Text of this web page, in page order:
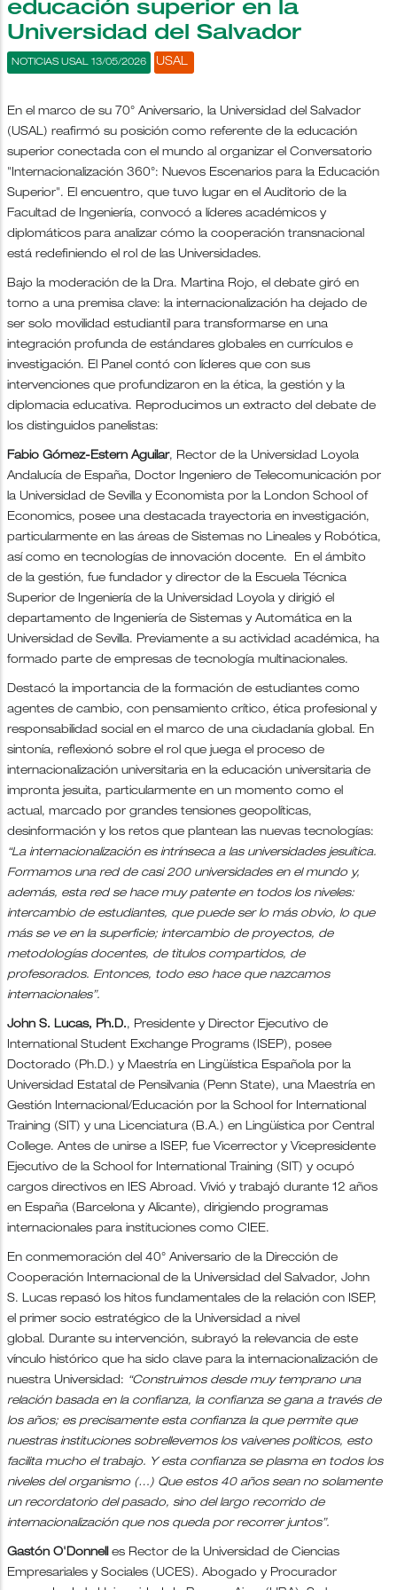
educación superior en la
Universidad del Salvador
USAL
NOTICIAS USAL 13/05/2026
En el marco de su 70° Aniversario, la Universidad del Salvador
(USAL) reafirmó su posición como referente de la educación
superior conectada con el mundo al organizar el Conversatorio
"Internacionalización 360°: Nuevos Escenarios para la Educación
Superior". El encuentro, que tuvo lugar en el Auditorio de la
Facultad de Ingeniería, convocó a líderes académicos y
diplomáticos para analizar cómo la cooperación transnacional
está redefiniendo el rol de las Universidades.
Bajo la moderación de la Dra. Martina Rojo, el debate giró en
torno a una premisa clave: la internacionalización ha dejado de
ser solo movilidad estudiantil para transformarse en una
integración profunda de estándares globales en currículos e
investigación. El Panel contó con líderes que con sus
intervenciones que profundizaron en la ética, la gestión y la
diplomacia educativa. Reproducimos un extracto del debate de
los distinguidos panelistas:
Fabio Gómez-Estern Aguilar, Rector de la Universidad Loyola
Andalucía de España, Doctor Ingeniero de Telecomunicación por
la Universidad de Sevilla y Economista por la London School of
Economics, posee una destacada trayectoria en investigación,
particularmente en las áreas de Sistemas no Lineales y Robótica,
así como en tecnologías de innovación docente. En el ámbito
de la gestión, fue fundador y director de la Escuela Técnica
Superior de Ingeniería de la Universidad Loyola y dirigió el
departamento de Ingeniería de Sistemas y Automática en la
Universidad de Sevilla. Previamente a su actividad académica, ha
formado parte de empresas de tecnología multinacionales.
Destacó la importancia de la formación de estudiantes como
agentes de cambio, con pensamiento crítico, ética profesional y
responsabilidad social en el marco de una ciudadanía global. En
sintonía, reflexionó sobre el rol que juega el proceso de
internacionalización universitaria en la educación universitaria de
impronta jesuita, particularmente en un momento como el
actual, marcado por grandes tensiones geopolíticas,
desinformación y los retos que plantean las nuevas tecnologías:
“La internacionalización es intrínseca a las universidades jesuítica.
Formamos una red de casi 200 universidades en el mundo y,
además, esta red se hace muy patente en todos los niveles:
intercambio de estudiantes, que puede ser lo más obvio, lo que
más se ve en la superficie; intercambio de proyectos, de
metodologías docentes, de tìtulos compartidos, de
profesorados. Entonces, todo eso hace que nazcamos
internacionales”.
John S. Lucas, Ph.D., Presidente y Director Ejecutivo de
International Student Exchange Programs (ISEP), posee
Doctorado (Ph.D.) y Maestría en Lingüística Española por la
Universidad Estatal de Pensilvania (Penn State), una Maestría en
Gestión Internacional/Educación por la School for International
Training (SIT) y una Licenciatura (B.A.) en Lingüística por Central
College. Antes de unirse a ISEP, fue Vicerrector y Vicepresidente
Ejecutivo de la School for International Training (SIT) y ocupó
cargos directivos en IES Abroad. Vivió y trabajó durante 12 años
en España (Barcelona y Alicante), dirigiendo programas
internacionales para instituciones como CIEE.
En conmemoración del 40° Aniversario de la Dirección de
Cooperación Internacional de la Universidad del Salvador, John
S. Lucas repasó los hitos fundamentales de la relación con ISEP,
el primer socio estratégico de la Universidad a nivel
global. Durante su intervención, subrayó la relevancia de este
vínculo histórico que ha sido clave para la internacionalización de
nuestra Universidad: “Construimos desde muy temprano una
relación basada en la confianza, la confianza se gana a través de
los años; es precisamente esta confianza la que permite que
nuestras instituciones sobrellevemos los vaivenes políticos, esto
facilita mucho el trabajo. Y esta confianza se plasma en todos los
niveles del organismo (…) Que estos 40 años sean no solamente
un recordatorio del pasado, sino del largo recorrido de
internacionalización que nos queda por recorrer juntos”.
Gastón O'Donnell es Rector de la Universidad de Ciencias
Empresariales y Sociales (UCES). Abogado y Procurador